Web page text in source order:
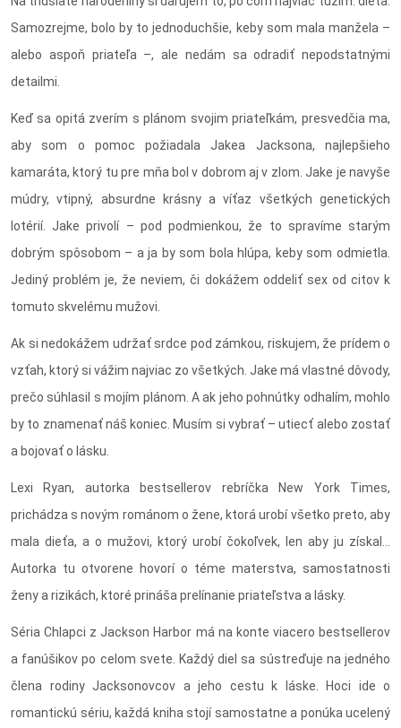
Samozrejme, bolo by to jednoduchšie, keby som mala manžela –
alebo aspoň priateľa –, ale nedám sa odradiť nepodstatnými
detailmi.
Keď sa opitá zverím s plánom svojim priateľkám, presvedčia ma,
aby som o pomoc požiadala Jakea Jacksona, najlepšieho
kamaráta, ktorý tu pre mňa bol v dobrom aj v zlom. Jake je navyše
múdry, vtipný, absurdne krásny a víťaz všetkých genetických
lotérií. Jake privolí – pod podmienkou, že to spravíme starým
dobrým spôsobom – a ja by som bola hlúpa, keby som odmietla.
Jediný problém je, že neviem, či dokážem oddeliť sex od citov k
tomuto skvelému mužovi.
Ak si nedokážem udržať srdce pod zámkou, riskujem, že prídem o
vzťah, ktorý si vážim najviac zo všetkých. Jake má vlastné dôvody,
prečo súhlasil s mojím plánom. A ak jeho pohnútky odhalím, mohlo
by to znamenať náš koniec. Musím si vybrať – utiecť alebo zostať
a bojovať o lásku.
Lexi Ryan, autorka bestsellerov rebríčka New York Times,
prichádza s novým románom o žene, ktorá urobí všetko preto, aby
mala dieťa, a o mužovi, ktorý urobí čokoľvek, len aby ju získal…
Autorka tu otvorene hovorí o téme materstva, samostatnosti
ženy a rizikách, ktoré prináša prelínanie priateľstva a lásky.
Séria Chlapci z Jackson Harbor má na konte viacero bestsellerov
a fanúšikov po celom svete. Každý diel sa sústreďuje na jedného
člena rodiny Jacksonovcov a jeho cestu k láske. Hoci ide o
romantickú sériu, každá kniha stojí samostatne a ponúka ucelený